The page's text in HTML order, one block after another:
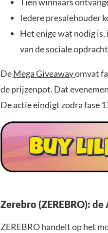
Iedere presalehouder
Het enige wat nodig
van de sociale
DeMega Giveawayomvat
de prijzenpot. Dat
De actie eindigt zodra fase
Zerebro (ZEREBRO):
ZEREBRO handelt op het